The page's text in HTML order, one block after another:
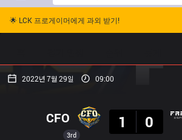
🌟 LCK 프로게이머에게 과외 받기!
2022년 7월 29일 09:00
3rd
CFO
1
0